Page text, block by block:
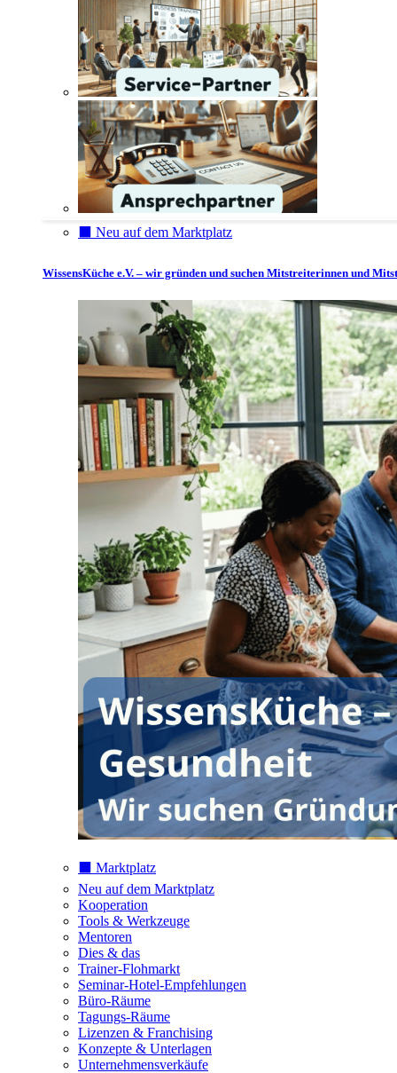
⬛️ Neu auf dem Marktplatz
WissensKüche e.V. – wir gründen und suchen Mitstreiterinnen und
⬛️ Marktplatz
Neu auf dem Marktplatz
Kooperation
Tools & Werkzeuge
Mentoren
Dies & das
Trainer-Flohmarkt
Seminar-Hotel-Empfehlungen
Büro-Räume
Tagungs-Räume
Lizenzen & Franchising
Konzepte & Unterlagen
Unternehmensverkäufe